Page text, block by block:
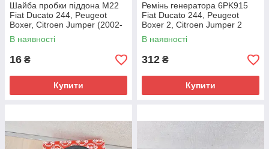
Шайба пробки піддона М22
Fiat Ducato 244, Peugeot
Boxer, Citroen Jumper (2002-
2006), 2.3/2.8, 10263450
В наявності
16 ₴
Купити
Ремінь генератора 6PK915
Fiat Ducato 244, Peugeot
Boxer 2, Citroen Jumper 2
(2002-2006) 2.8, 500345344,
128066
В наявності
312 ₴
Купити